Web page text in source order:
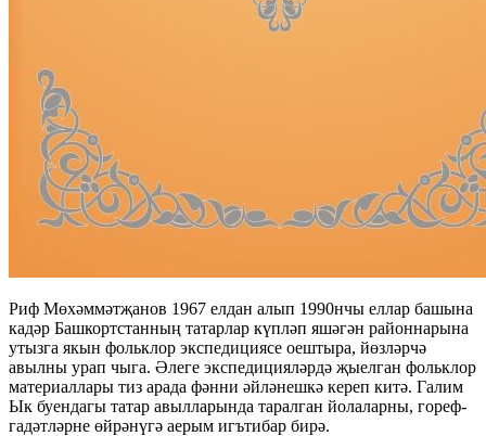
Риф Мөхәммәтҗанов 1967 елдан алып 1990нчы еллар башына
кадәр Башкортстанның татарлар күпләп яшәгән районнарына
утызга якын фольклор экспедициясе оештыра, йөзләрчә
авылны урап чыга. Әлеге экспедицияләрдә җыелган фольклор
материаллары тиз арада фәнни әйләнешкә кереп китә. Галим
Ык буендагы татар авылларында таралган йолаларны, гореф-
гадәтләрне өйрәнүгә аерым игътибар бирә.